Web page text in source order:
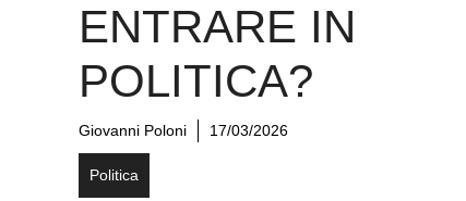
ENTRARE IN
POLITICA?
Giovanni Poloni 17/03/2026
Politica